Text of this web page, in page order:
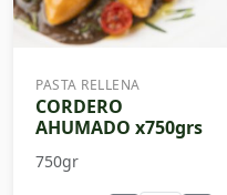
PASTA RELLENA
CORDERO
AHUMADO x750grs
750gr